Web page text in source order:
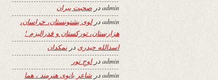
adminدر صحبت پیران
adminدرلوی پشتونستان، خراسان،
هزارستان، تورکستان و فدرالیزم !
اسدالله حیدری درنمکدان
adminدراوجِ نور
adminدر شاعر بانوی هنرمند ، هما